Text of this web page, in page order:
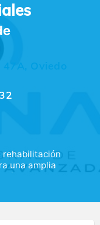
47A, Oviedo
rehabilitación
una amplia
Nuestro
en las